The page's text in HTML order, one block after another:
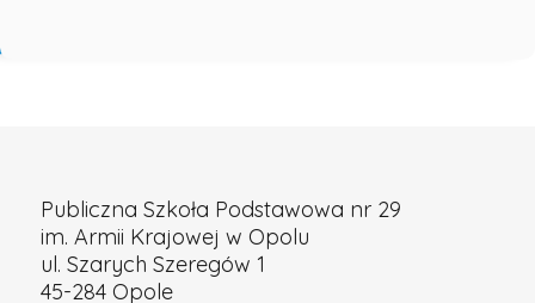
nr
29
Publiczna Szkoła Podstawowa nr 29
im. Armii Krajowej w Opolu
ul. Szarych Szeregów 1
45-284 Opole